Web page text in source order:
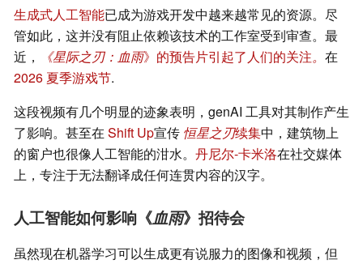
生成式人工智能已成为游戏开发中越来越常见的资源。尽
管如此，这并没有阻止依赖该技术的工作室受到审查。最
近，
《星际之刃：血雨》的预告片引起了人们的关注。 在
2026 夏季游戏节.
这段视频有几个明显的迹象表明，genAI 工具对其制作产生
了影响。甚至在 Shift Up宣传 恒星之刃续集中，建筑物上
的窗户也很像人工智能的泔水。 丹尼尔-卡米洛在社交媒体
上，专注于无法翻译成任何连贯内容的汉字。
人工智能如何影响《血雨》招待会
虽然现在机器学习可以生成更有说服力的图像和视频，但